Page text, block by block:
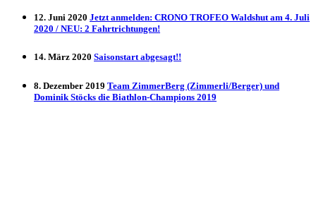
12. Juni 2020 Jetzt anmelden: CRONO TROFEO Waldshut am 4. Juli
2020 / NEU: 2 Fahrtrichtungen!
14. März 2020 Saisonstart abgesagt!!
8. Dezember 2019 Team ZimmerBerg (Zimmerli/Berger) und
Dominik Stöcks die Biathlon-Champions 2019